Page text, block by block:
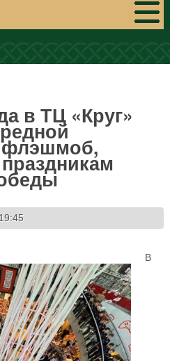
в ТЦ «Круг»
В